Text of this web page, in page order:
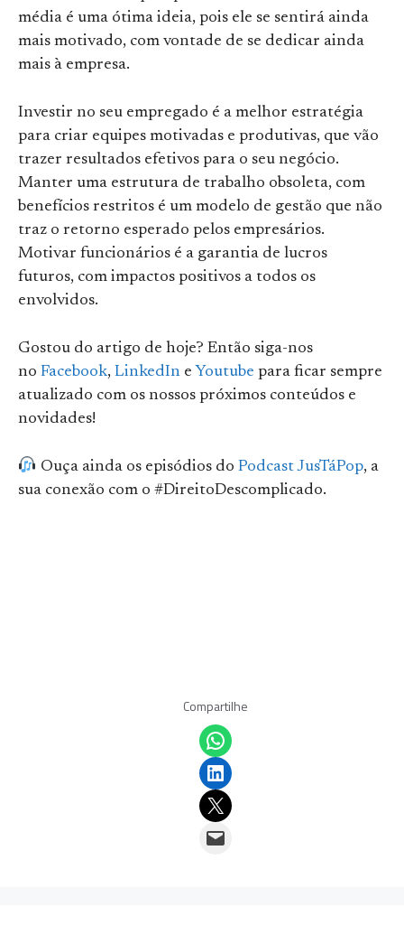
média é uma ótima ideia, pois ele se sentirá ainda
mais motivado, com vontade de se dedicar ainda
mais à empresa.
Investir no seu empregado é a melhor estratégia
para criar equipes motivadas e produtivas, que vão
trazer resultados efetivos para o seu negócio.
Manter uma estrutura de trabalho obsoleta, com
benefícios restritos é um modelo de gestão que não
traz o retorno esperado pelos empresários.
Motivar funcionários é a garantia de lucros
futuros, com impactos positivos a todos os
envolvidos.
Gostou do artigo de hoje? Então siga-nos
no Facebook, LinkedIn e Youtube para ficar sempre
atualizado com os nossos próximos conteúdos e
novidades!
Ouça ainda os episódios do Podcast JusTáPop, a
sua conexão com o #DireitoDescomplicado.
Compartilhe
Share on WhatsApp
Share on LinkedIn
Email this Page
Email this Page